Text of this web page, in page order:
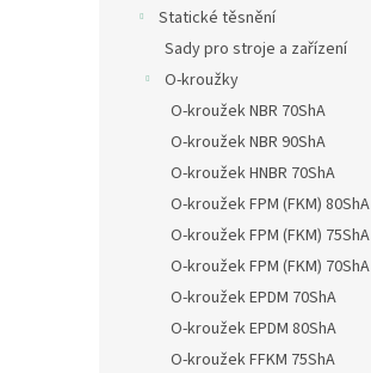
Statické těsnění
Sady pro stroje a zařízení
O-kroužky
O-kroužek NBR 70ShA
O-kroužek NBR 90ShA
O-kroužek HNBR 70ShA
O-kroužek FPM (FKM) 80ShA
O-kroužek FPM (FKM) 75ShA
O-kroužek FPM (FKM) 70ShA
O-kroužek EPDM 70ShA
O-kroužek EPDM 80ShA
O-kroužek FFKM 75ShA